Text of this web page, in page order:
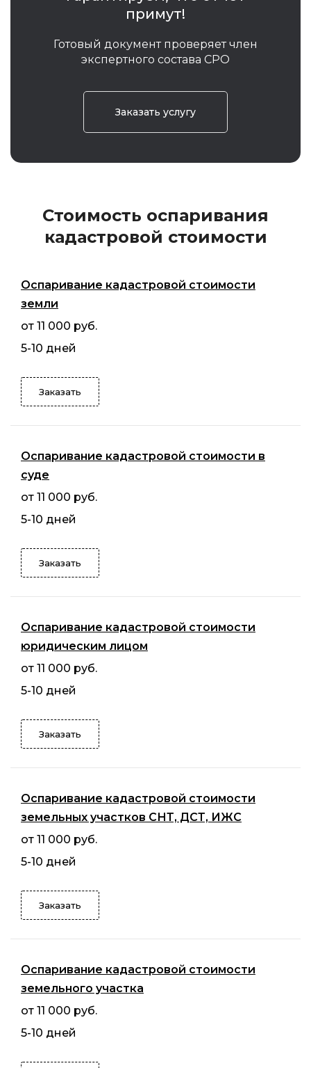
примут!
Готовый документ проверяет член
экспертного состава СРО
Заказать услугу
Стоимость оспаривания
кадастровой стоимости
Оспаривание кадастровой стоимости
земли
от 11 000 руб.
5-10 дней
Заказать
Оспаривание кадастровой стоимости в
суде
от 11 000 руб.
5-10 дней
Заказать
Оспаривание кадастровой стоимости
юридическим лицом
от 11 000 руб.
5-10 дней
Заказать
Оспаривание кадастровой стоимости
земельных участков СНТ, ДСТ, ИЖС
от 11 000 руб.
5-10 дней
Заказать
Оспаривание кадастровой стоимости
земельного участка
от 11 000 руб.
5-10 дней